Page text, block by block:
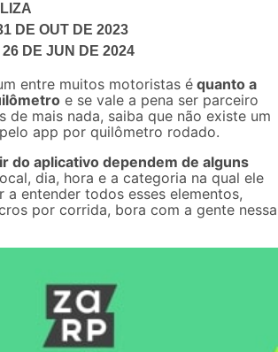
DE OUT DE 2023
26 DE JUN DE 2024
entre muitos motoristas é quanto a
e se vale a pena ser parceiro
de mais nada, saiba que não existe um
app por quilômetro rodado.
do aplicativo dependem de alguns
dia, hora e a categoria na qual ele
a entender todos esses elementos,
por corrida, bora com a gente nessa